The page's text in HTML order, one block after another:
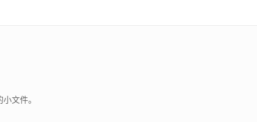
文件。